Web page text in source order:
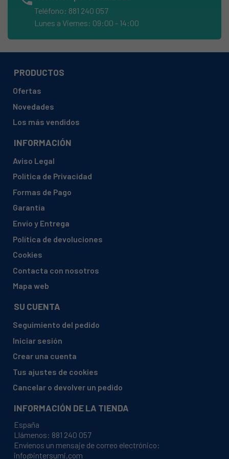
ARCELIK, FSS57100GW (7786987637)
ARCELIK, NCA 6710 WDE (7289049112 D84611N)
ARCELIK, NCA 9700
ARCELIK, NCC 7000
ARCELIK, NCC 7000 (6045459166)
ARCELIK, NDV 4350
ARCELIK, NDV 4350 (6051462127)
ARCELIK, NDV 4350 (6051477127 NDV9310)
ARCELIK, NTF 5000
ARCELIK, NTF 5000 (7230745914)
ARCELIK, SAHA TESTI 1-T50X60-STA-4G-BEY
ARCELIK, SAHA TESTI 1-T50X60-STA-4G-BEY
(7786989402)
ARCTIC, 7718182102 AROSC22130XD ARCTIC
ARCTIC, 7718182103 AROSC21130BD ARCTIC
ARCTIC, 7727182101 AROIC 21100
21100H_ROM_60ANK_STA_INOX_ARCTIC
ARCTIC, 7753282803 MN 510 ARCTIC
ARCTIC, 7787182120 ACM5611DTL ARCTIC
ARCTIC, AROIC 21100 B (7727182101)
ARCTIC, AROSC22130XD (7718182102)
ARCTIC, MN 510 (7753282803)
Teléfono: 881 240 057
Lunes a Viernes: 09:00 - 14:00
PRODUCTOS
Ofertas
Novedades
Los más vendidos
INFORMACIÓN
Aviso Legal
Política de Privacidad
Formas de Pago
Garantía
Envío y Entrega
Política de devoluciones
Cookies
Contacta con nosotros
Mapa web
SU CUENTA
Seguimiento del pedido
Iniciar sesión
Crear una cuenta
Tus ajustes de cookies
Cancelar o devolver un pedido
INFORMACIÓN DE LA TIENDA
España
Llámenos: 881 240 057
Envíenos un mensaje de correo electrónico:
info@intersumi.com